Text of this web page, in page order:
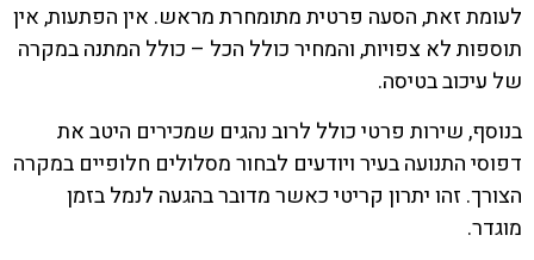
לעומת זאת, הסעה פרטית מתומחרת מראש. אין הפתעות, אין
תוספות לא צפויות, והמחיר כולל הכל – כולל המתנה במקרה
של עיכוב בטיסה.
בנוסף, שירות פרטי כולל לרוב נהגים שמכירים היטב את
דפוסי התנועה בעיר ויודעים לבחור מסלולים חלופיים במקרה
הצורך. זהו יתרון קריטי כאשר מדובר בהגעה לנמל בזמן
מוגדר.